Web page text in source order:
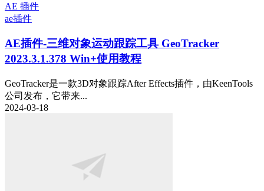
AE 插件
ae插件
AE插件-三维对象运动跟踪工具 GeoTracker
2023.3.1.378 Win+使用教程
GeoTracker是一款3D对象跟踪After Effects插件，由KeenTools
公司发布，它带来...
2024-03-18